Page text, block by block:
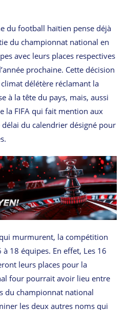
du football haïtien pense déjà
du championnat national en
avec leurs places respectives
prochaine. Cette décision
délétère réclamant la
à la tête du pays, mais, aussi
la FIFA qui fait mention aux
du calendrier désigné pour
murmurent, la compétition
à 18 équipes. En effet, Les 16
leurs places pour la
four pourrait avoir lieu entre
du championnat national
les deux autres noms qui